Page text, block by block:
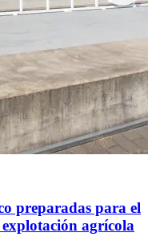
preparadas para el
agrícola